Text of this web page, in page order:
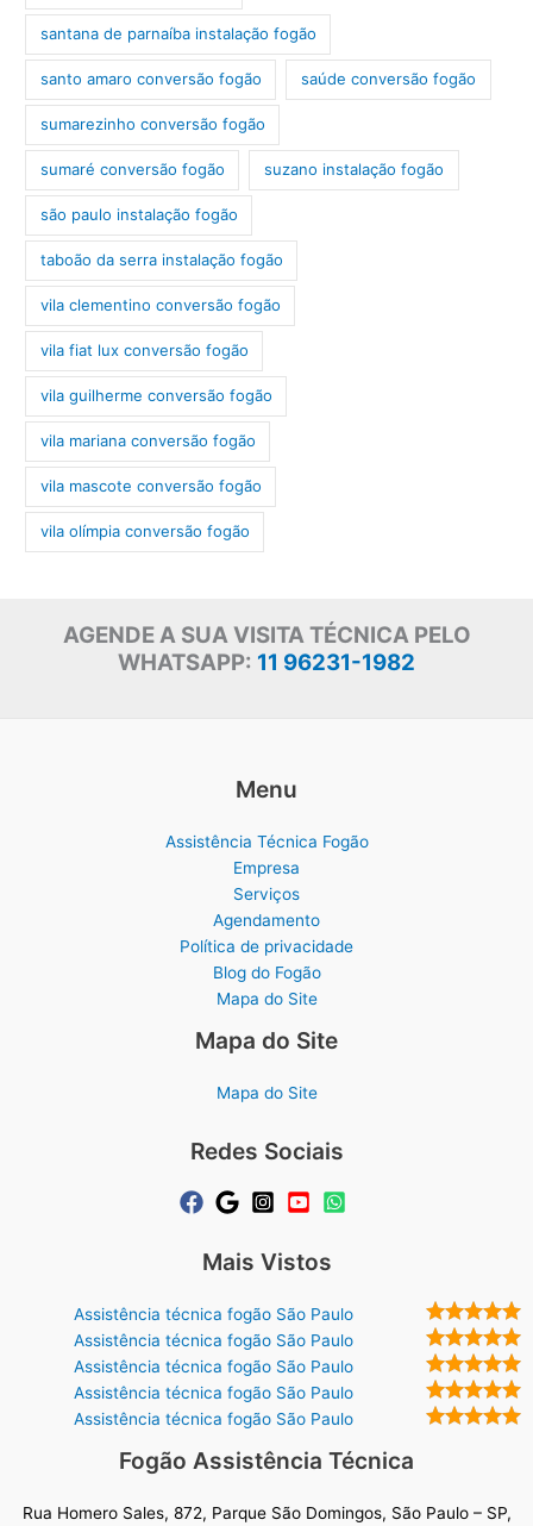
santana de parnaíba instalação fogão
santo amaro conversão fogão saúde conversão fogão
sumarezinho conversão fogão
sumaré conversão fogão suzano instalação fogão
são paulo instalação fogão
taboão da serra instalação fogão
vila clementino conversão fogão
vila fiat lux conversão fogão
vila guilherme conversão fogão
vila mariana conversão fogão
vila mascote conversão fogão
vila olímpia conversão fogão
AGENDE A SUA VISITA TÉCNICA PELO
WHATSAPP: 11 96231-1982
Menu
Assistência Técnica Fogão
Empresa
Serviços
Agendamento
Política de privacidade
Blog do Fogão
Mapa do Site
Mapa do Site
Mapa do Site
Redes Sociais
Mais Vistos
Assistência técnica fogão São Paulo
Assistência técnica fogão São Paulo
Assistência técnica fogão São Paulo
Assistência técnica fogão São Paulo
Assistência técnica fogão São Paulo
Fogão Assistência Técnica
Rua Homero Sales, 872, Parque São Domingos, São Paulo – SP,